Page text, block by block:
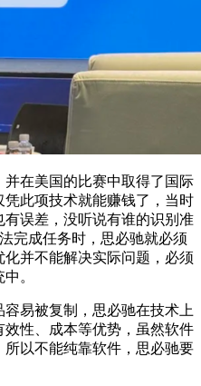
在美国的比赛中取得了国际
此项技术就能赚钱了，当时
误差，没听说有谁的识别准
完成任务时，思必驰就必须
并不能解决实际问题，必须
。
易被复制，思必驰在技术上
性、成本等优势，虽然软件
以不能纯靠软件，思必驰要